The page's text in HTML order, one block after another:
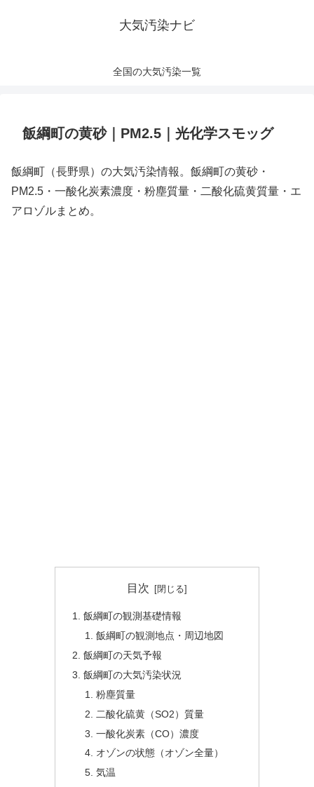
大気汚染ナビ
全国の大気汚染一覧
飯綱町の黄砂｜PM2.5｜光化学スモッグ
飯綱町（長野県）の大気汚染情報。飯綱町の黄砂・
PM2.5・一酸化炭素濃度・粉塵質量・二酸化硫黄質量・エ
アロゾルまとめ。
目次
飯綱町の観測基礎情報
飯綱町の観測地点・周辺地図
飯綱町の天気予報
飯綱町の大気汚染状況
粉塵質量
二酸化硫黄（SO2）質量
一酸化炭素（CO）濃度
オゾンの状態（オゾン全量）
気温